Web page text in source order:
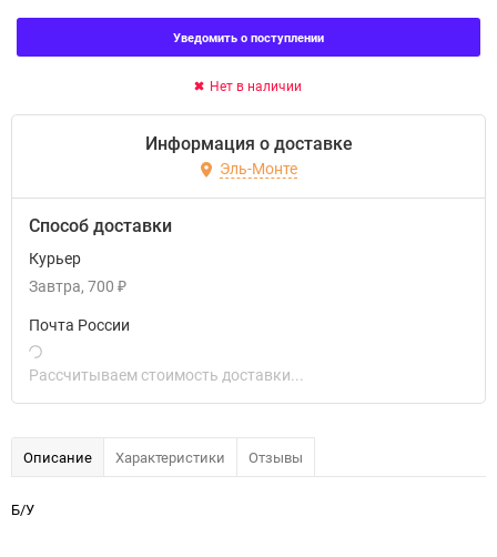
Уведомить о поступлении
Нет в наличии
Информация о доставке
Эль-Монте
Способ доставки
Курьер
Завтра 700 ₽
Почта России
Рассчитываем стоимость доставки...
Описание Характеристики Отзывы
Б/У